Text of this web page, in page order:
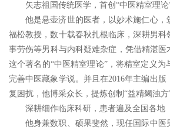
矢志祖国传统医学，首创“中医精室理论
他是悬壶济世的医者，以妙术施仁心
福松教授，数十载春秋扎根临床，深耕男
事劳伤等男科与内科疑难杂症，凭借精湛
这个著名的“中医精室理论”，将精室定义
完善中医藏象学说。并且在2016年主编出
复困扰，他博采众长，提炼创制“益精蠲浊
深耕细作临床科研，患者遍及全国各地
他身兼数职、硕果斐然，现任国际中